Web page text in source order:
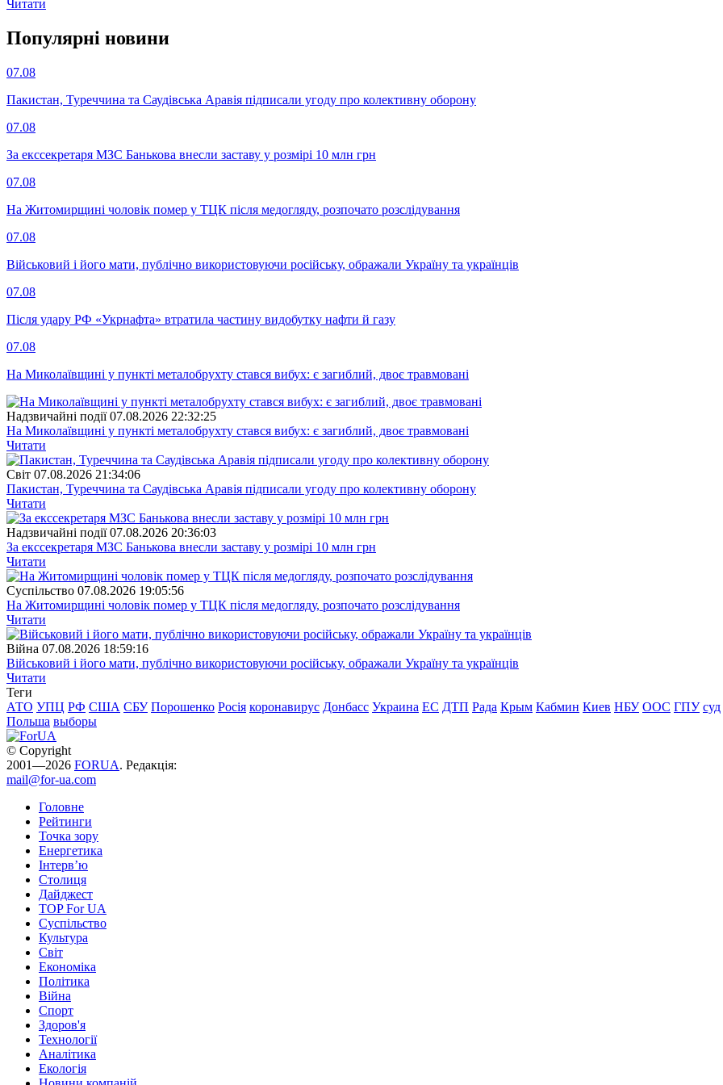
Читати
Популярнi новини
07.08
Пакистан, Туреччина та Саудівська Аравія підписали угоду про колективну оборону
07.08
За екссекретаря МЗС Банькова внесли заставу у розмірі 10 млн грн
07.08
На Житомирщині чоловік помер у ТЦК після медогляду, розпочато розслідування
07.08
Військовий і його мати, публічно використовуючи російську, ображали Україну та українців
07.08
Після удару РФ «Укрнафта» втратила частину видобутку нафти й газу
07.08
На Миколаївщині у пункті металобрухту стався вибух: є загиблий, двоє травмовані
Надзвичайні події 07.08.2026 22:32:25
На Миколаївщині у пункті металобрухту стався вибух: є загиблий, двоє травмовані
Читати
Свiт 07.08.2026 21:34:06
Пакистан, Туреччина та Саудівська Аравія підписали угоду про колективну оборону
Читати
Надзвичайні події 07.08.2026 20:36:03
За екссекретаря МЗС Банькова внесли заставу у розмірі 10 млн грн
Читати
Суспiльство 07.08.2026 19:05:56
На Житомирщині чоловік помер у ТЦК після медогляду, розпочато розслідування
Читати
Війна 07.08.2026 18:59:16
Військовий і його мати, публічно використовуючи російську, ображали Україну та українців
Читати
Теги
АТО УПЦ РФ США СБУ Порошенко Росія коронавирус Донбасс Украина ЕС ДТП Рада Крым Кабмин Киев НБУ ООС ГПУ суд
Польша выборы
© Copyright
2001—2026 FORUA. Редакція:
mail@for-ua.com
Головне
Рейтинги
Точка зору
Енергетика
Інтерв’ю
Столиця
Дайджест
TOP For UA
Суспiльство
Культура
Світ
Економіка
Політика
Війна
Спорт
Здоров'я
Технології
Аналітика
Екологія